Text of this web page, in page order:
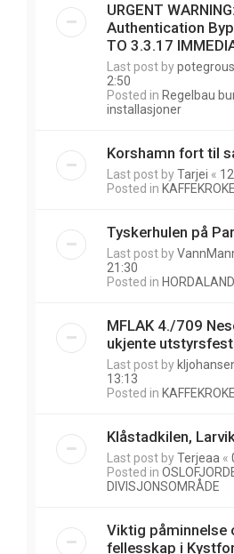
URGENT
Authentication
TO 3.3.17
Last post by
2:50
Posted in Regelbau
installasjoner
Korshamn fort til
Last post byTarjei «
Posted in
Tyskerhulen på
Last post by
21:30
Posted in HORDALAND
MFLAK 4./709
ukjente
Last post by
13:13
Posted in
Klåstadkilen,
Last post byTerjeaa «
Posted in
DIVISJONSOMRÅDE
Viktig påminnelse
fellesskap i